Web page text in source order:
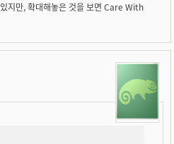
지만, 확대해놓은 것을 보면 Care With